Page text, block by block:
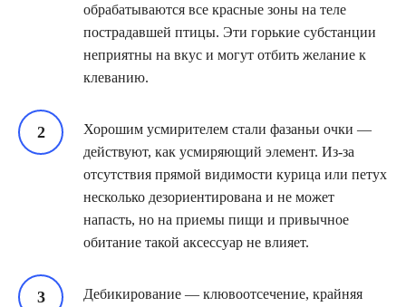
обрабатываются все красные зоны на теле
пострадавшей птицы. Эти горькие субстанции
неприятны на вкус и могут отбить желание к
клеванию.
Хорошим усмирителем стали фазаньи очки —
действуют, как усмиряющий элемент. Из-за
отсутствия прямой видимости курица или петух
несколько дезориентирована и не может
напасть, но на приемы пищи и привычное
обитание такой аксессуар не влияет.
Дебикирование — клювоотсечение, крайняя